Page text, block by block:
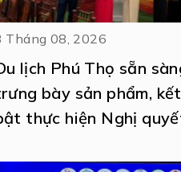
Tháng 08, 2026
lịch Phú Thọ sẵn
bày sản phẩm,
thực hiện Nghị